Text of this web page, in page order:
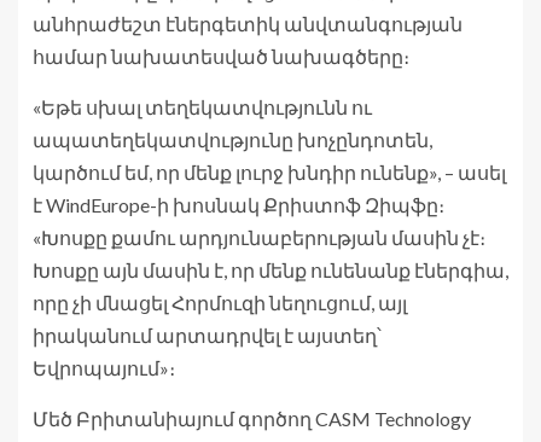
անհրաժեշտ էներգետիկ անվտանգության
համար նախատեսված նախագծերը։
«Եթե սխալ տեղեկատվությունն ու
ապատեղեկատվությունը խոչընդոտեն,
կարծում եմ, որ մենք լուրջ խնդիր ունենք», – ասել
է WindEurope-ի խոսնակ Քրիստոֆ Զիպֆը։
«Խոսքը քամու արդյունաբերության մասին չէ։
Խոսքը այն մասին է, որ մենք ունենանք էներգիա,
որը չի մնացել Հորմուզի նեղուցում, այլ
իրականում արտադրվել է այստեղ՝
Եվրոպայում»։
Մեծ Բրիտանիայում գործող CASM Technology